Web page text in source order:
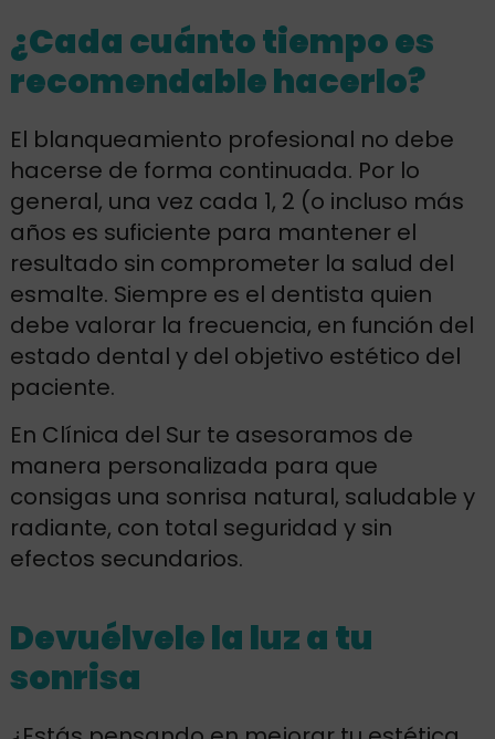
¿Cada cuánto tiempo es
recomendable hacerlo?
El blanqueamiento profesional no debe
hacerse de forma continuada. Por lo
general, una vez cada 1, 2 (o incluso más
años es suficiente para mantener el
resultado sin comprometer la salud del
esmalte. Siempre es el dentista quien
debe valorar la frecuencia, en función del
estado dental y del objetivo estético del
paciente.
En Clínica del Sur te asesoramos de
manera personalizada para que
consigas una sonrisa natural, saludable y
radiante, con total seguridad y sin
efectos secundarios.
Devuélvele la luz a tu
sonrisa